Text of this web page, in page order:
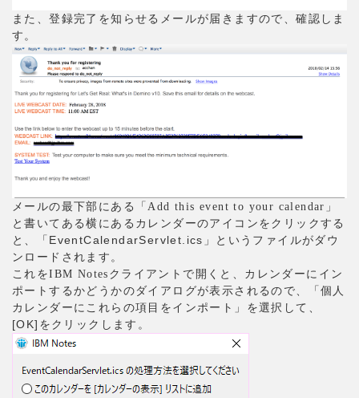
また、登録完了を知らせるメールが届きますので、確認しま
す。
メールの最下部にある「Add this event to your calendar 」
と書いてある横にあるカレンダーのアイコンをクリックする
と、「EventCalendarServlet.ics」というファイルがダウ
ンロードされます。
これをIBM Notes クライアントで開くと、カレンダーにイン
ポートするかどうかのダイアログが表示されるので、「個人
カレンダーにこれらの項目をインポート」を選択して、
[OK]をクリックします。